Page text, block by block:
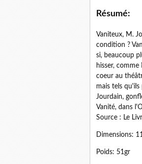
Résumé:
Vaniteux, M.
condition ?
si, beaucoup
hisser,
coeur au
mais tels
Jourdain,
Vanité, dans
Source : Le
Dimensions:
Poids: 51gr